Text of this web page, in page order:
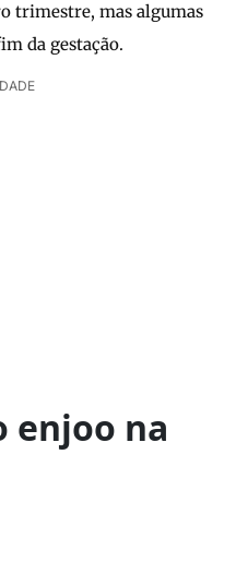
trimestre, mas algumas
da gestação.
enjoo na